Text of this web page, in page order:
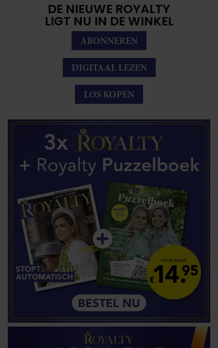
DE NIEUWE ROYALTY
LIGT NU IN DE WINKEL
ABONNEREN
DIGITAAL LEZEN
LOS KOPEN